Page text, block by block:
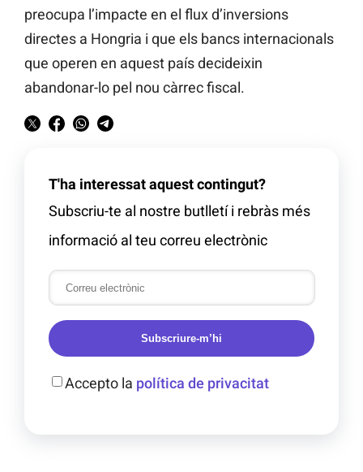
preocupa l’impacte en el flux d’inversions
directes a Hongria i que els bancs internacionals
que operen en aquest país decideixin
abandonar-lo pel nou càrrec fiscal.
T'ha interessat aquest contingut?
Subscriu-te al nostre butlletí i rebràs més
informació al teu correu electrònic
Subscriure-m’hi
Accepto la política de privacitat